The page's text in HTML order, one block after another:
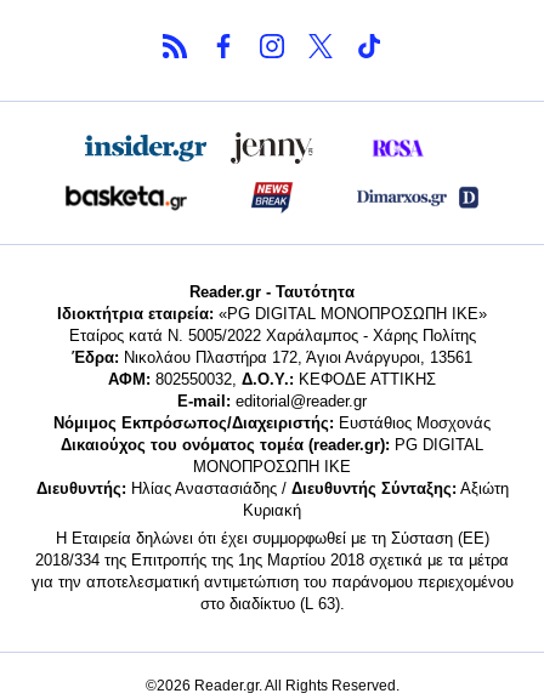
Reader.gr - Ταυτότητα
Ιδιοκτήτρια εταιρεία: «PG DIGITAL MONΟΠΡΟΣΩΠΗ ΙΚΕ»
Εταίρος κατά Ν. 5005/2022 Χαράλαμπος - Χάρης Πολίτης
Έδρα: Νικολάου Πλαστήρα 172, Άγιοι Ανάργυροι, 13561
ΑΦΜ: 802550032, Δ.Ο.Υ.: ΚΕΦΟΔΕ ΑΤΤΙΚΗΣ
E-mail: editorial@reader.gr
Νόμιμος Εκπρόσωπος/Διαχειριστής: Ευστάθιος Μοσχονάς
Δικαιούχος του ονόματος τομέα (reader.gr): PG DIGITAL
MONΟΠΡΟΣΩΠΗ ΙΚΕ
Διευθυντής: Ηλίας Αναστασιάδης / Διευθυντής Σύνταξης: Αξιώτη
Κυριακή
Η Εταιρεία δηλώνει ότι έχει συμμορφωθεί με τη Σύσταση (ΕΕ)
2018/334 της Επιτροπής της 1ης Μαρτίου 2018 σχετικά με τα μέτρα
για την αποτελεσματική αντιμετώπιση του παράνομου περιεχομένου
στο διαδίκτυο (L 63).
©2026 Reader.gr. All Rights Reserved.